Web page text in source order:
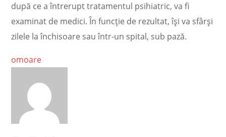
după ce a întrerupt tratamentul psihiatric, va fi
examinat de medici. În funcţie de rezultat, îşi va sfârşi
zilele la închisoare sau într-un spital, sub pază.
omoare